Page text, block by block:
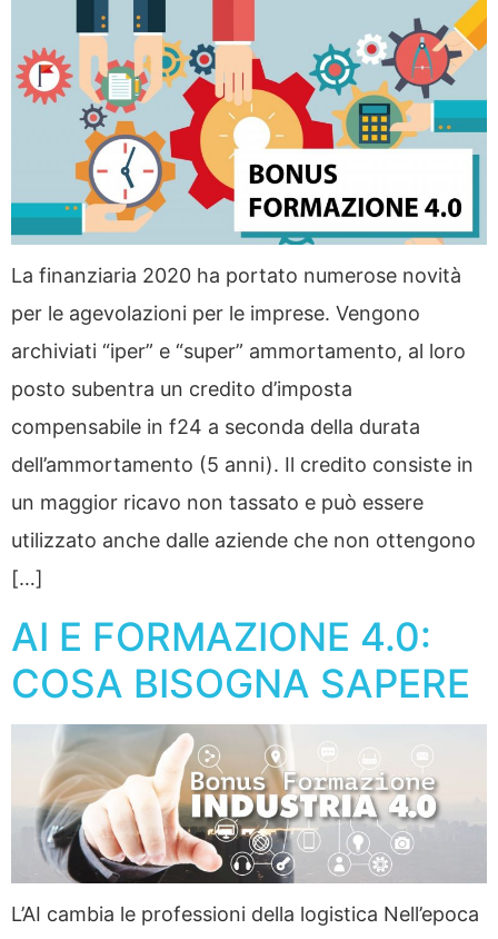
La finanziaria 2020 ha portato numerose novità
per le agevolazioni per le imprese. Vengono
archiviati “iper” e “super” ammortamento, al loro
posto subentra un credito d’imposta
compensabile in f24 a seconda della durata
dell’ammortamento (5 anni). Il credito consiste in
un maggior ricavo non tassato e può essere
utilizzato anche dalle aziende che non ottengono
[…]
AI E FORMAZIONE 4.0:
COSA BISOGNA SAPERE
L’AI cambia le professioni della logistica Nell’epoca